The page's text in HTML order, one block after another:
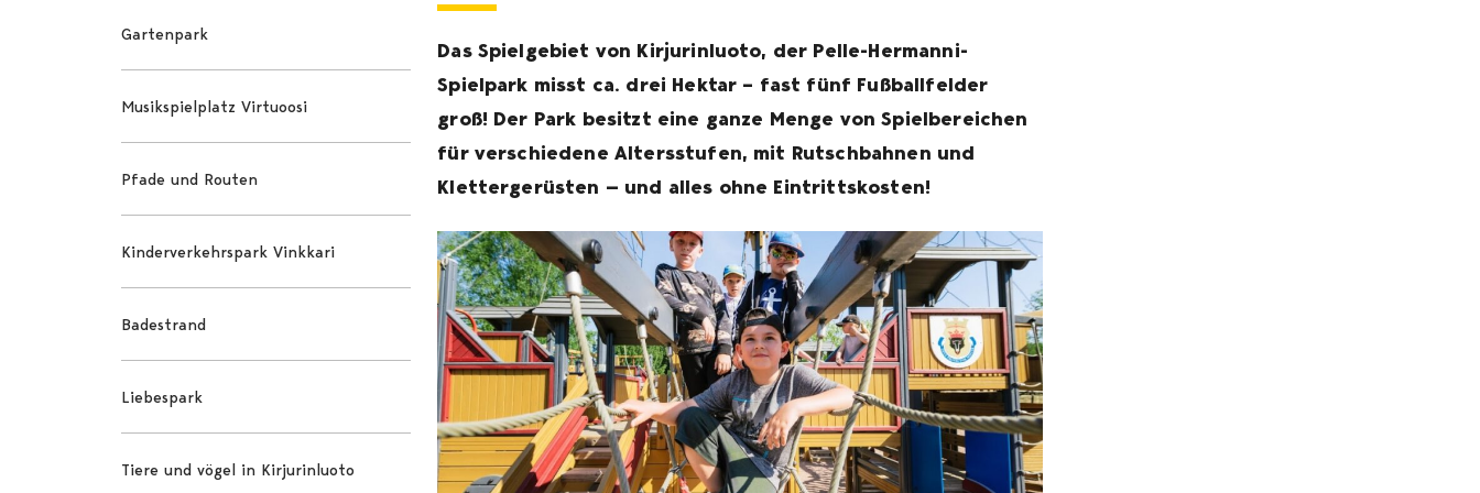
Gartenpark
Musikspielplatz Virtuoosi
Pfade und Routen
Kinderverkehrspark Vinkkari
Badestrand
Liebespark
Tiere und vögel in Kirjurinluoto
Das Spielgebiet von Kirjurinluoto, der Pelle-Hermanni-
Spielpark misst ca. drei Hektar – fast fünf Fußballfelder
groß! Der Park besitzt eine ganze Menge von Spielbereichen
für verschiedene Altersstufen, mit Rutschbahnen und
Klettergerüsten — und alles ohne Eintrittskosten!